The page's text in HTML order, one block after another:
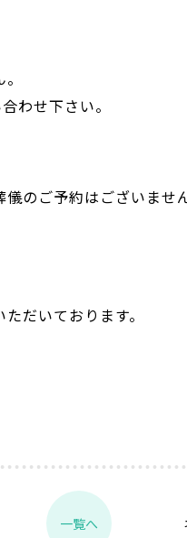
わせ下さい。
のご予約はございません
だいております。
一覧へ